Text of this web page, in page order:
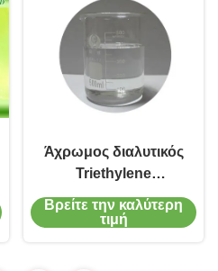
Άχρωμος διαλυτικός
Triethylene
μονοαιθυλικός αιθέρας
CAS no.112-50-5
Βρείτε την καλύτερη
τιμή